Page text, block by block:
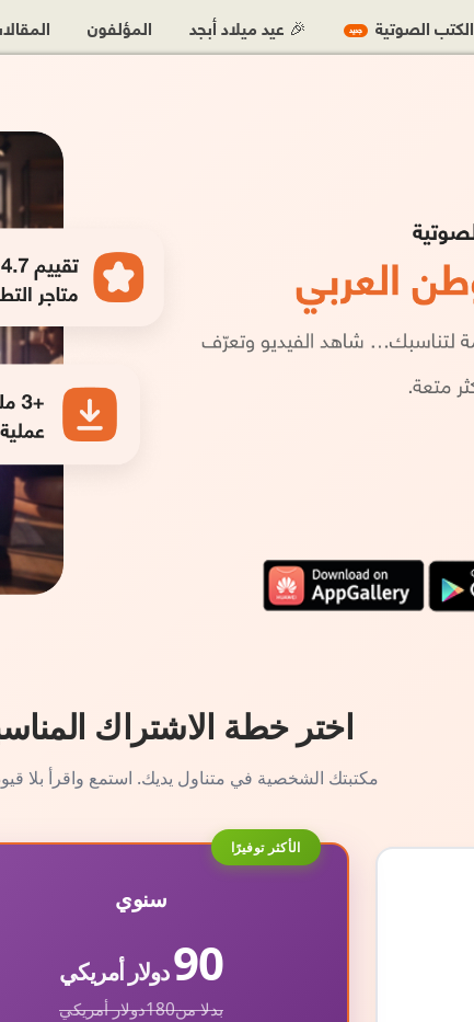
اختر خطة الاشتراك
مكتبتك الشخصية في متناول يديك. استمع واقرأ بلا
الأكثر توفيرًا
سنوي
90دولار أمريكي
بدلا من180دولار أمريكي
الكتب الصوتية جديد 🎉 عيد ميلاد أبجد المؤلفون